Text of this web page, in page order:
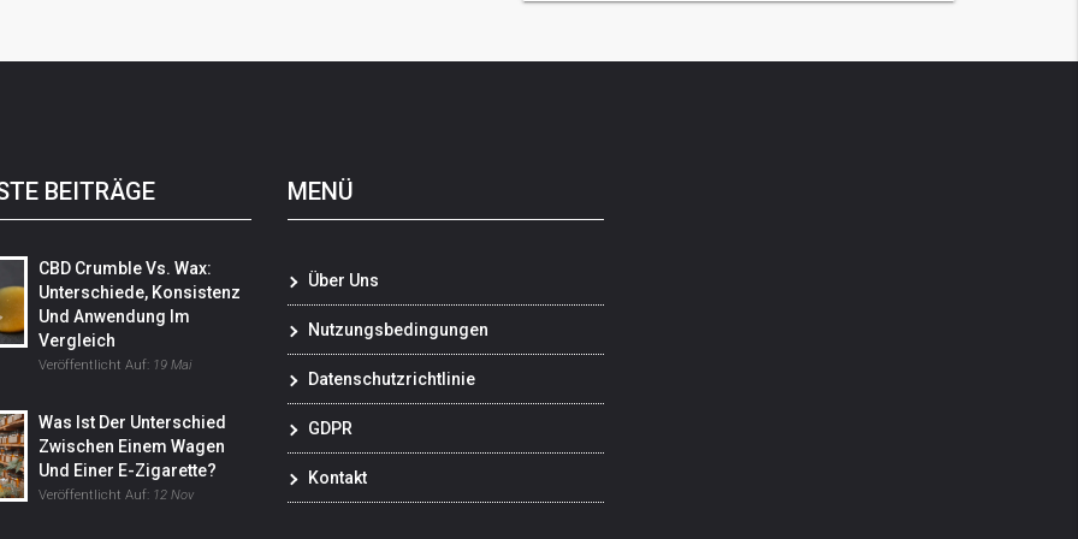
BEITRÄGE
CBD Crumble Vs. Wax:
Unterschiede, Konsistenz
Und Anwendung Im
Vergleich
Veröffentlicht Auf: 19 Mai
Was Ist Der Unterschied
Zwischen Einem Wagen
Und Einer E-Zigarette?
Veröffentlicht Auf: 12 Nov
MENÜ
Über Uns
Nutzungsbedingungen
Datenschutzrichtlinie
GDPR
Kontakt